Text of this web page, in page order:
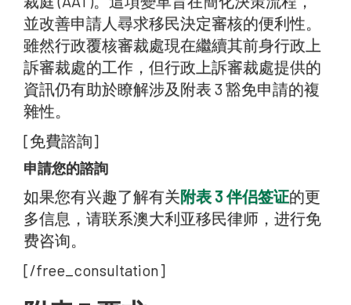
並改善申請人尋求移民決定審核的便利性。
雖然行政覆核審裁處現在繼續其前身行政上
訴審裁處的工作，但行政上訴審裁處提供的
資訊仍有助於瞭解涉及附表 3 豁免申請的複
雜性。
[免費諮詢]
申請您的諮詢
如果您有兴趣了解有关附表 3 伴侣签证的更
多信息，请联系澳大利亚移民律师，进行免
费咨询。
[/free_consultation]